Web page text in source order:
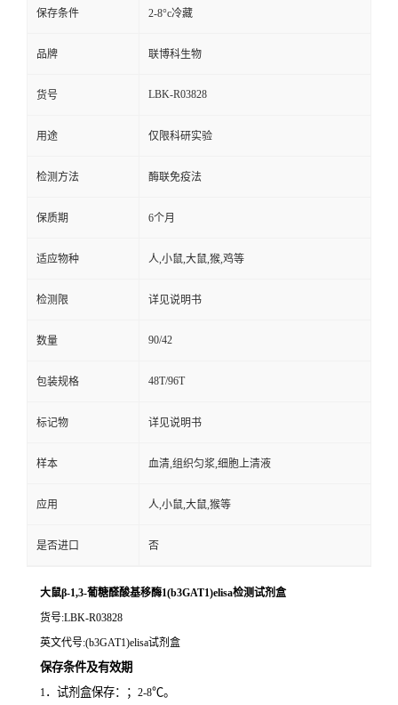
保存条件 2-8°c冷藏
品牌 联博科生物
货号 LBK-R03828
用途 仅限科研实验
检测方法 酶联免疫法
保质期 6个月
适应物种 人,小鼠,大鼠,猴,鸡等
检测限 详见说明书
数量 90/42
包装规格 48T/96T
标记物 详见说明书
样本 血清,组织匀浆,细胞上清液
应用 人,小鼠,大鼠,猴等
是否进口 否
大鼠β-1,3-葡糖醛酸基移酶1(b3GAT1)elisa检测试剂盒
货号:LBK-R03828
英文代号:(b3GAT1)elisa试剂盒
保存条件及有效期
1．试剂盒保存：； 2-8℃。